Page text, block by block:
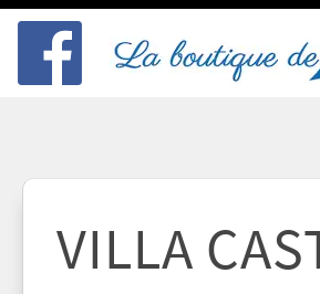
VILLA